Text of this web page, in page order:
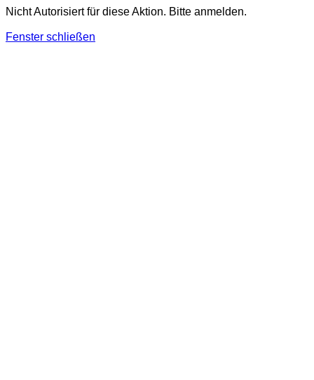
Nicht Autorisiert für diese Aktion. Bitte anmelden.
Fenster schließen